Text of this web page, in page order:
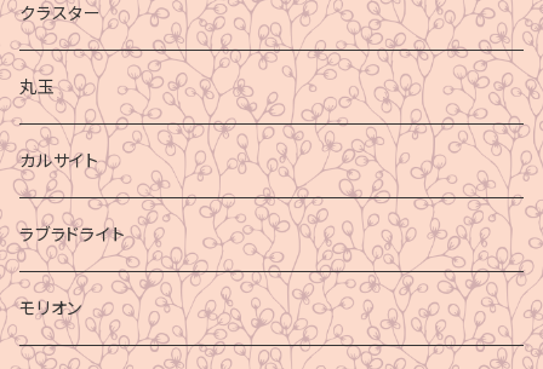
クラスター
丸玉
カルサイト
ラブラドライト
モリオン